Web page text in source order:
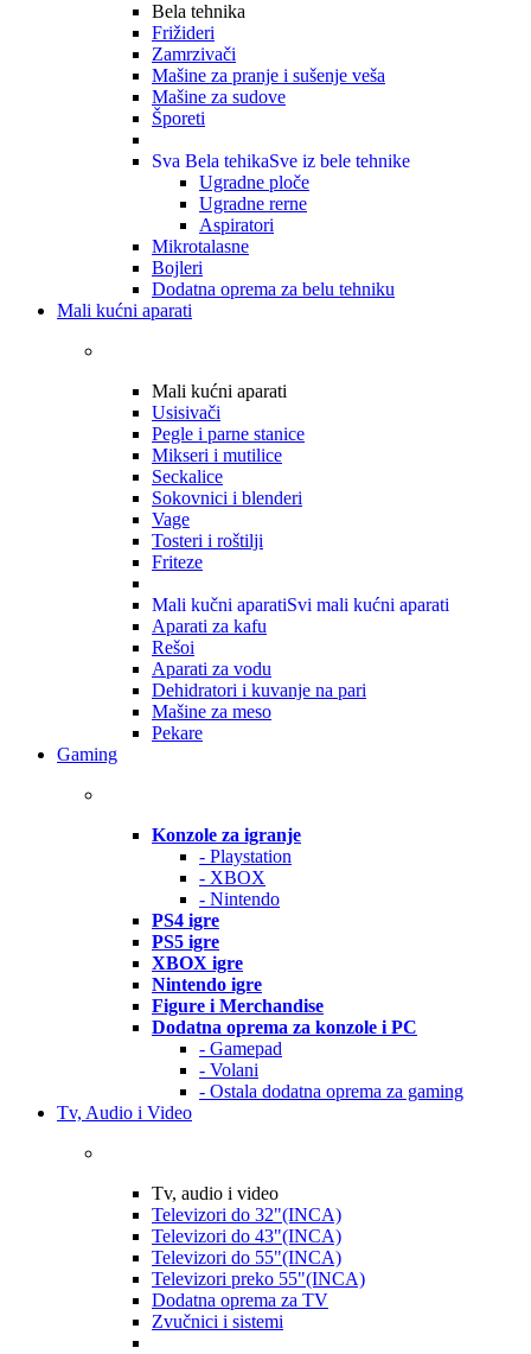
Bela tehnika
Frižideri
Zamrzivači
Mašine za pranje i sušenje veša
Mašine za sudove
Šporeti
Sva Bela tehikaSve iz bele tehnike
Ugradne ploče
Ugradne rerne
Aspiratori
Mikrotalasne
Bojleri
Dodatna oprema za belu tehniku
Mali kućni aparati
Mali kućni aparati
Usisivači
Pegle i parne stanice
Mikseri i mutilice
Seckalice
Sokovnici i blenderi
Vage
Tosteri i roštilji
Friteze
Mali kučni aparatiSvi mali kućni aparati
Aparati za kafu
Rešoi
Aparati za vodu
Dehidratori i kuvanje na pari
Mašine za meso
Pekare
Gaming
Konzole za igranje
- Playstation
- XBOX
- Nintendo
PS4 igre
PS5 igre
XBOX igre
Nintendo igre
Figure i Merchandise
Dodatna oprema za konzole i PC
- Gamepad
- Volani
- Ostala dodatna oprema za gaming
Tv, Audio i Video
Tv, audio i video
Televizori do 32"(INCA)
Televizori do 43"(INCA)
Televizori do 55"(INCA)
Televizori preko 55"(INCA)
Dodatna oprema za TV
Zvučnici i sistemi